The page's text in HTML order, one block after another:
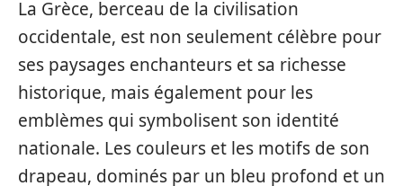
La Grèce, berceau de la civilisation
occidentale, est non seulement célèbre pour
ses paysages enchanteurs et sa richesse
historique, mais également pour les
emblèmes qui symbolisent son identité
nationale. Les couleurs et les motifs de son
drapeau, dominés par un bleu profond et un